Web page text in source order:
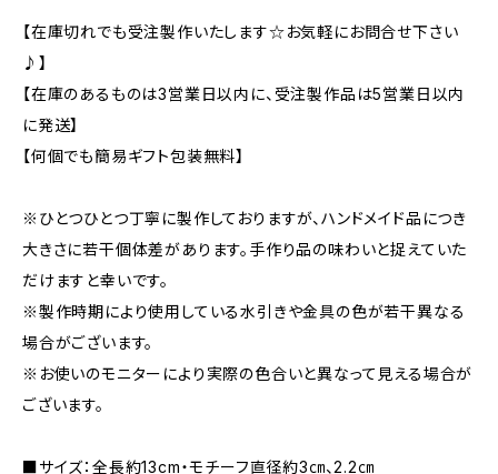
【在庫切れでも受注製作いたします☆お気軽にお問合せ下さい
♪】
【在庫のあるものは3営業日以内に、受注製作品は5営業日以内
に発送】
【何個でも簡易ギフト包装無料】
※ひとつひとつ丁寧に製作しておりますが、ハンドメイド品につき
大きさに若干個体差があります。手作り品の味わいと捉えていた
だけますと幸いです。
※製作時期により使用している水引きや金具の色が若干異なる
場合がございます。
※お使いのモニターにより実際の色合いと異なって見える場合が
ございます。
■サイズ：全長約13cm・モチーフ直径約3㎝、2.2㎝